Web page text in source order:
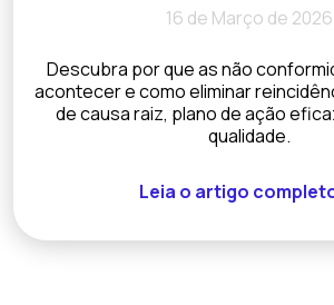
16 de Março de 2026
Descubra por que as não
acontecer e como eliminar
de causa raiz, plano de ação
qualidade.
Leia o artigo